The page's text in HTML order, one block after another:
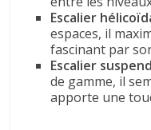
Escalier
espaces, il
fascinant par
Escalier
de gamme, il
apporte une